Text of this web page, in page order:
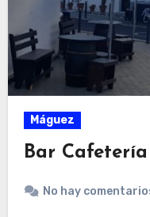
Máguez
Bar
No hay